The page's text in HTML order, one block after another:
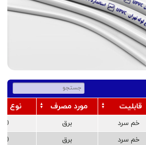
قابلیت مورد مصرف نوع
خم سرد برق
20
خم سرد برق
20